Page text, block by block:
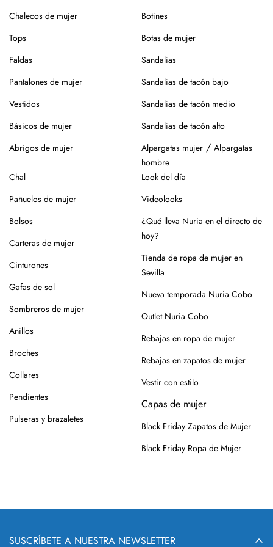
puedan dañar el tejido.
Para el planchado, utiliza temperatura media y, si puedes,
plancha del revés. Así evitarás brillos o marcas.
Evita la exposición directa al sol durante mucho tiempo.
de la prenda.
Para los zapatos:
Nuestros zapatos están hechos con materiales naturales
como piel o yute, que requieren cuidados específicos.
suciedad, limpiar con un paño ligeramente húmedo y
productos específicos para calzado de piel. Guarda en
lugar seco y con forma (relleno de papel o con horma),
alejados de fuentes de calor.
Para los modelos de yute, evita mojar la suela. En caso de
roce, usa un cepillo suave en seco.
Siempre es mejor guardarlos en su caja o funda de tela,
para que se conserven como el primer día.
Si tienes alguna duda, puedes consultarnos.
Chalecos de mujer
Tops
Faldas
Pantalones de mujer
Vestidos
Básicos de mujer
Abrigos de mujer
Botines
Botas de mujer
Sandalias
Sandalias de tacón bajo
Sandalias de tacón medio
Sandalias de tacón alto
Alpargatas mujer / Alpargatas
hombre
Chal
Pañuelos de mujer
Bolsos
Carteras de mujer
Cinturones
Gafas de sol
Sombreros de mujer
Anillos
Broches
Collares
Pendientes
Pulseras y brazaletes
Look del día
Videolooks
¿Qué lleva Nuria en el directo de
hoy?
Tienda de ropa de mujer en
Sevilla
Nueva temporada Nuria Cobo
Outlet Nuria Cobo
Rebajas en ropa de mujer
Rebajas en zapatos de mujer
Vestir con estilo
Capas de mujer
Black Friday Zapatos de Mujer
Black Friday Ropa de Mujer
SUSCRÍBETE A NUESTRA NEWSLETTER